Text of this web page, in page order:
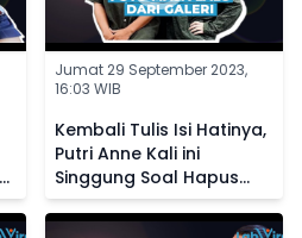
Jumat 29 September 2023,
16:03 WIB
Kembali Tulis Isi Hatinya,
Putri Anne Kali ini
Singgung Soal Hapus
Foto Masa Lalu dari
Galeri